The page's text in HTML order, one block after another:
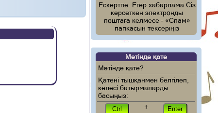
Ескертпе. Егер хабарлама Сіз
көрсеткен электронды
поштаға келмесе – «Спам»
папкасын тексеріңіз
Мәтінде қате
Мәтінде қате?
Қатені тышқанмен белгілеп,
келесі батырмаларды
басыңыз:
+